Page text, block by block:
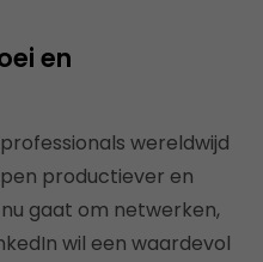
en
wereldwijd
productiever en
gaat om netwerken,
wil een waardevol